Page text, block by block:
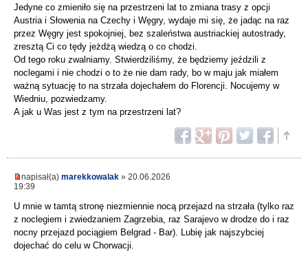
Jedyne co zmieniło się na przestrzeni lat to zmiana trasy z opcji
Austria i Słowenia na Czechy i Węgry, wydaje mi się, że jadąc na raz
przez Węgry jest spokojniej, bez szaleństwa austriackiej autostrady,
zresztą Ci co tędy jeżdżą wiedzą o co chodzi.
Od tego roku zwalniamy. Stwierdziliśmy, że będziemy jeździli z
noclegami i nie chodzi o to że nie dam rady, bo w maju jak miałem
ważną sytuację to na strzała dojechałem do Florencji. Nocujemy w
Wiedniu, pozwiedzamy.
A jak u Was jest z tym na przestrzeni lat?
napisał(a) marekkowalak » 20.06.2026
19:39
U mnie w tamtą stronę niezmiennie nocą przejazd na strzała (tylko raz
z noclegiem i zwiedzaniem Zagrzebia, raz Sarajevo w drodze do i raz
nocny przejazd pociągiem Belgrad - Bar). Lubię jak najszybciej
dojechać do celu w Chorwacji.